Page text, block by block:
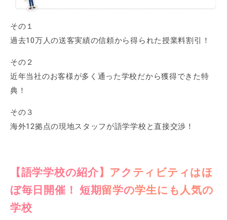
その１
過去10万人の送客実績の信頼から得られた授業料割引！
その２
近年当社のお客様が多く通った学校だから獲得できた特
典！
その３
海外12拠点の現地スタッフが語学学校と直接交渉！
【語学学校の紹介】アクティビティはほ
ぼ毎日開催！ 短期留学の学生にも人気の
学校